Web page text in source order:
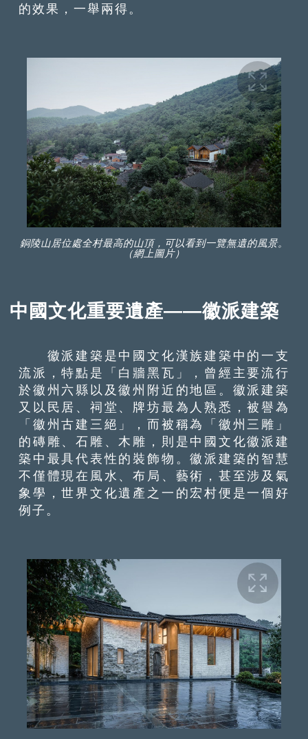
的效果，一舉兩得。
銅陵山居位處全村最高的山頂，可以看到一覽無遺的風景。
（網上圖片）
中國文化重要遺產——徽派建築
徽派建築是中國文化漢族建築中的一支
流派，特點是「白牆黑瓦」，曾經主要流行
於徽州六縣以及徽州附近的地區。徽派建築
又以民居、祠堂、牌坊最為人熟悉，被譽為
「徽州古建三絕」，而被稱為「徽州三雕」
的磚雕、石雕、木雕，則是中國文化徽派建
築中最具代表性的裝飾物。徽派建築的智慧
不僅體現在風水、布局、藝術，甚至涉及氣
象學，世界文化遺產之一的宏村便是一個好
例子。